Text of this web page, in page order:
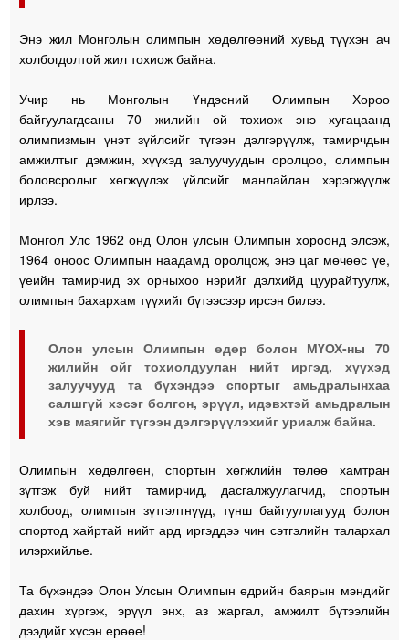
Энэ жил Монголын олимпын хөдөлгөөний хувьд түүхэн ач
холбогдолтой жил тохиож байна.
Учир нь Монголын Үндэсний Олимпын Хороо
байгуулагдсаны 70 жилийн ой тохиож энэ хугацаанд
олимпизмын үнэт зүйлсийг түгээн дэлгэрүүлж, тамирчдын
амжилтыг дэмжин, хүүхэд залуучуудын оролцоо, олимпын
боловсролыг хөгжүүлэх үйлсийг манлайлан хэрэгжүүлж
ирлээ.
Монгол Улс 1962 онд Олон улсын Олимпын хороонд элсэж,
1964 оноос Олимпын наадамд оролцож, энэ цаг мөчөөс үе,
үеийн тамирчид эх орныхоо нэрийг дэлхийд цуурайтуулж,
олимпын бахархам түүхийг бүтээсээр ирсэн билээ.
Олон улсын Олимпын өдөр болон МҮОХ-ны 70
жилийн ойг тохиолдуулан нийт иргэд, хүүхэд
залуучууд та бүхэндээ спортыг амьдралынхаа
салшгүй хэсэг болгон, эрүүл, идэвхтэй амьдралын
хэв маягийг түгээн дэлгэрүүлэхийг уриалж байна.
Олимпын хөдөлгөөн, спортын хөгжлийн төлөө хамтран
зүтгэж буй нийт тамирчид, дасгалжуулагчид, спортын
холбоод, олимпын зүтгэлтнүүд, түнш байгууллагууд болон
спортод хайртай нийт ард иргэддээ чин сэтгэлийн талархал
илэрхийлье.
Та бүхэндээ Олон Улсын Олимпын өдрийн баярын мэндийг
дахин хүргэж, эрүүл энх, аз жаргал, амжилт бүтээлийн
дээдийг хүсэн ерөөе!